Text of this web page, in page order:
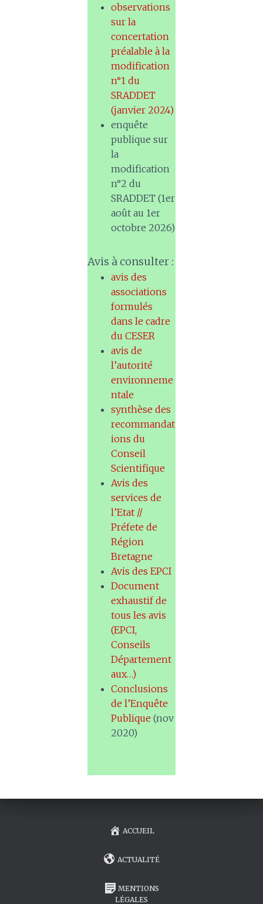
observations
sur la
concertation
préalable à la
modification
n°1 du
SRADDET
(janvier 2024)
enquête
publique sur
la
modification
n°2 du
SRADDET (1er
août au 1er
octobre 2026)
Avis à consulter :
avis des
associations
formulés
dans le cadre
du CESER
avis de
l’autorité
environneme
ntale
synthèse des
recommandat
ions du
Conseil
Scientifique
Avis des
services de
l’Etat //
Préfete de
Région
Bretagne
Avis des EPCI
Document
exhaustif de
tous les avis
(EPCI,
Conseils
Département
aux…)
Conclusions
de l’Enquête
Publique (nov
2020)
ACCUEIL
ACTUALITÉ
MENTIONS
LÉGALES